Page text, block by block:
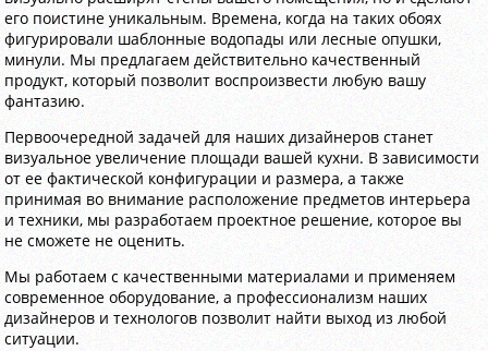
его поистине уникальным. Времена, когда на таких обоях
фигурировали шаблонные водопады или лесные опушки,
минули. Мы предлагаем действительно качественный
продукт, который позволит воспроизвести любую вашу
фантазию.
Первоочередной задачей для наших дизайнеров станет
визуальное увеличение площади вашей кухни. В зависимости
от ее фактической конфигурации и размера, а также
принимая во внимание расположение предметов интерьера
и техники, мы разработаем проектное решение, которое вы
не сможете не оценить.
Мы работаем с качественными материалами и применяем
современное оборудование, а профессионализм наших
дизайнеров и технологов позволит найти выход из любой
ситуации.